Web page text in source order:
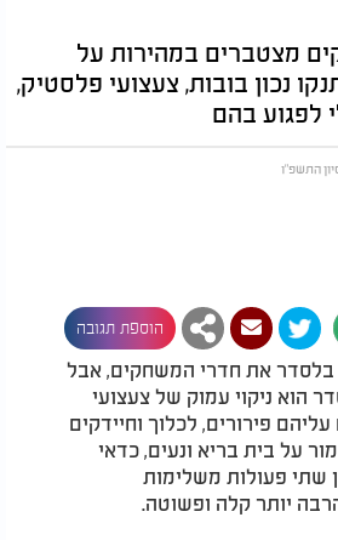
מצטברים במהירות על
נכון בובות, צעצועי פלסטיק,
לפגוע בהם
הוספת תגובה
בלסדר את חדרי המשחקים, אבל
הוא ניקוי עמוק של צעצועי
פירורים, לכלוך וחיידקים
על בית בריא ונעים, כדאי
שתי פעולות משלימות
יותר קלה ופשוטה.